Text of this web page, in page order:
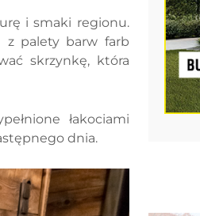
i smaki regionu.
z palety barw farb
skrzynkę, która
łakociami
dnia.